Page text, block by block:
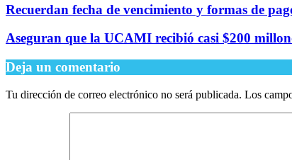
Recuerdan fecha de vencimiento y formas de
Aseguran que la UCAMI recibió casi $200
Deja un comentario
Tu dirección de correo electrónico no será publicada. Los